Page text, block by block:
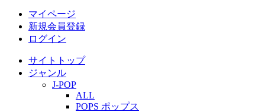
マイページ
新規会員登録
ログイン
サイトトップ
ジャンル
J-POP
ALL
POPS ポップス